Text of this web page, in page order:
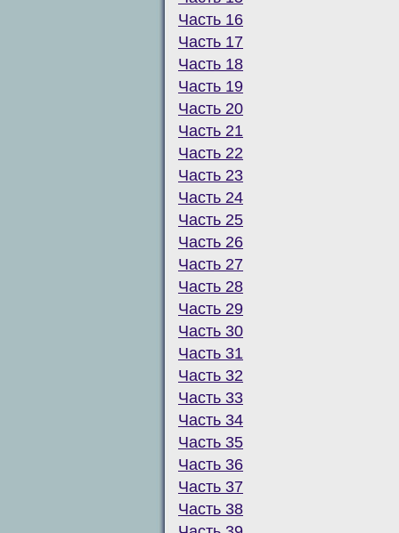
Часть 16
Часть 17
Часть 18
Часть 19
Часть 20
Часть 21
Часть 22
Часть 23
Часть 24
Часть 25
Часть 26
Часть 27
Часть 28
Часть 29
Часть 30
Часть 31
Часть 32
Часть 33
Часть 34
Часть 35
Часть 36
Часть 37
Часть 38